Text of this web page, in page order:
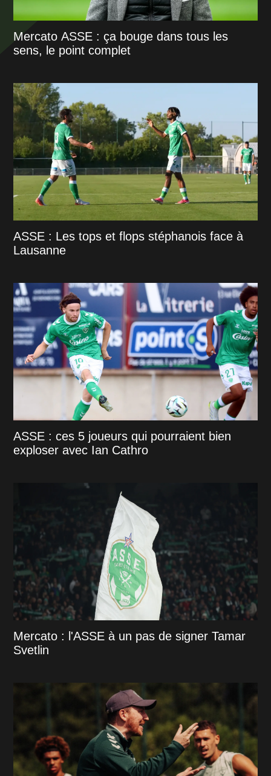
Mercato ASSE : ça bouge dans tous les
sens, le point complet
ASSE : Les tops et flops stéphanois face à
Lausanne
ASSE : ces 5 joueurs qui pourraient bien
exploser avec Ian Cathro
Mercato : l'ASSE à un pas de signer Tamar
Svetlin